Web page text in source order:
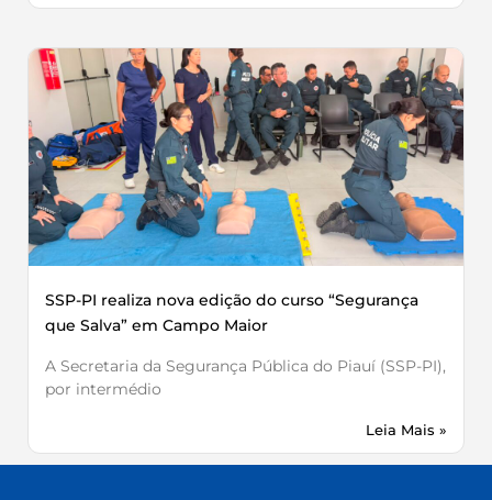
SSP-PI realiza nova edição do curso “Segurança
que Salva” em Campo Maior
A Secretaria da Segurança Pública do Piauí (SSP-PI),
por intermédio
Leia Mais »